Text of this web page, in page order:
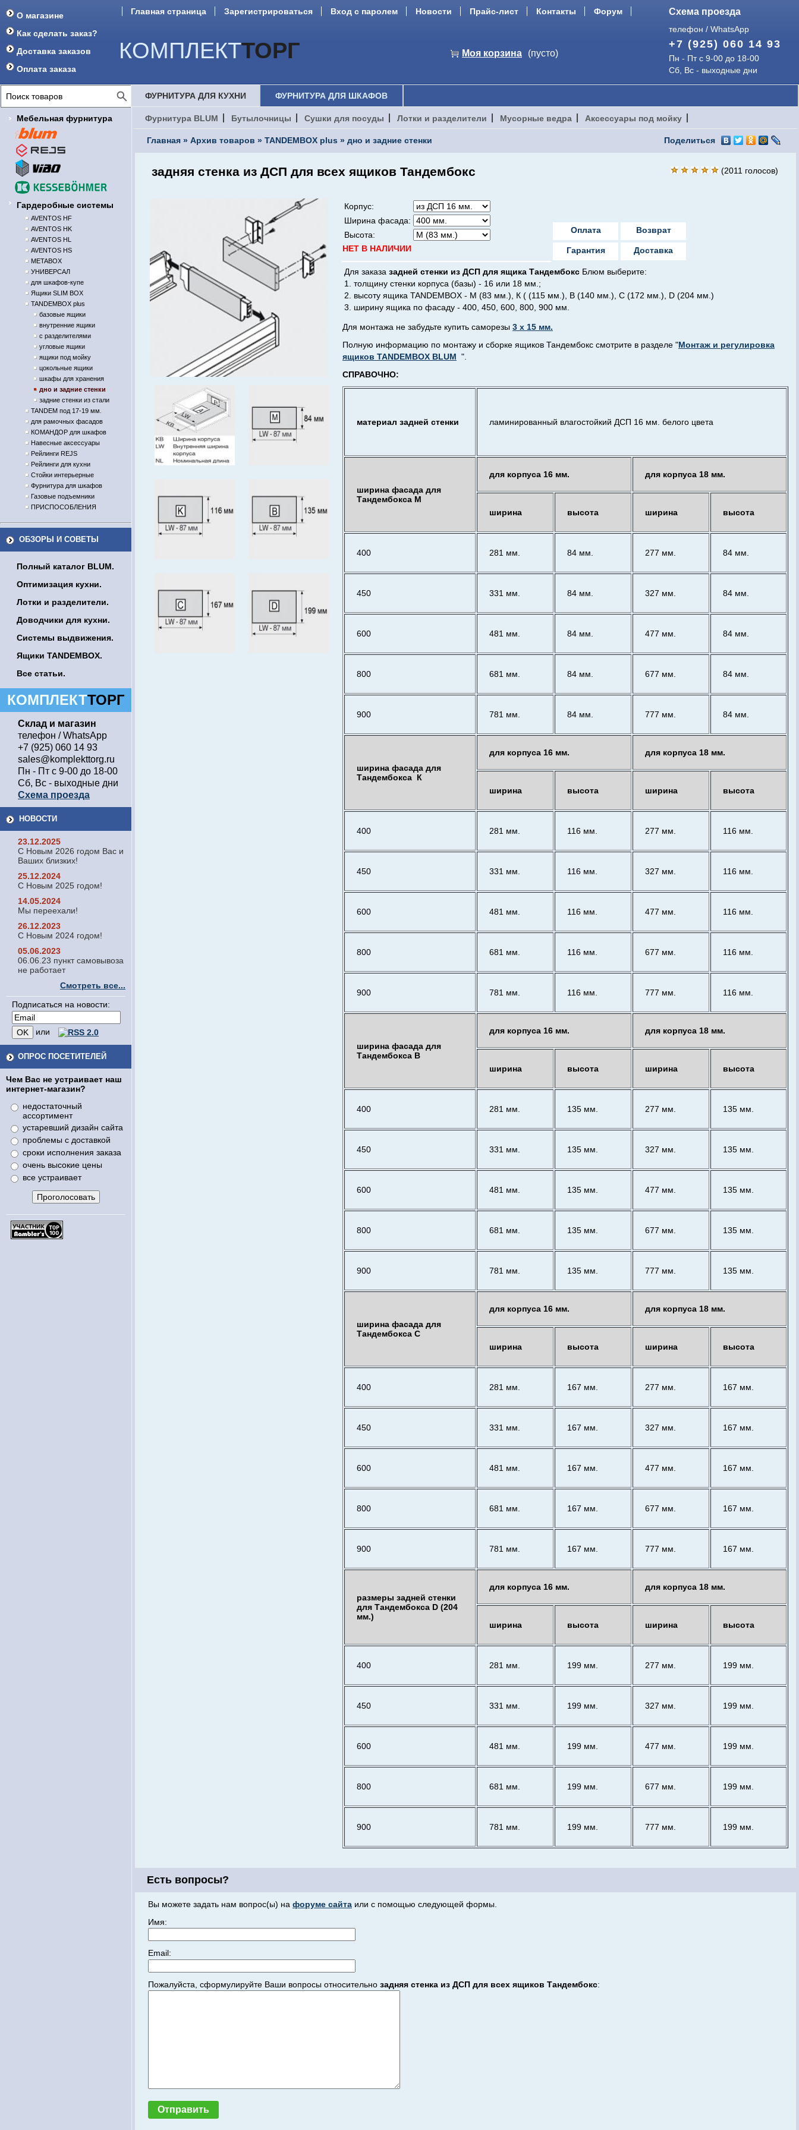
О магазине
Как сделать заказ?
Доставка заказов
Оплата заказа
Главная страница Зарегистрироваться Вход с паролем Новости Прайс-лист Контакты Форум Схема проезда
КОМПЛЕКТТОРГ Моя корзина (пусто)
телефон / WhatsApp
+7 (925) 060 14 93
Пн - Пт с 9-00 до 18-00
Сб, Вс - выходные дни
Мебельная фурнитура
Гардеробные системы
AVENTOS HF
AVENTOS HK
AVENTOS HL
AVENTOS HS
METABOX
УНИВЕРСАЛ
для шкафов-купе
Ящики SLIM BOX
TANDEMBOX plus
базовые ящики
внутренние ящики
с разделителями
угловые ящики
ящики под мойку
цокольные ящики
шкафы для хранения
дно и задние стенки
задние стенки из стали
TANDEM под 17-19 мм.
для рамочных фасадов
КОМАНДОР для шкафов
Навесные аксессуары
Рейлинги REJS
Рейлинги для кухни
Стойки интерьерные
Фурнитура для шкафов
Газовые подъемники
ПРИСПОСОБЛЕНИЯ
ОБЗОРЫ И СОВЕТЫ
Полный каталог BLUM.
Оптимизация кухни.
Лотки и разделители.
Доводчики для кухни.
Системы выдвижения.
Ящики TANDEMBOX.
Все статьи.
КОМПЛЕКТТОРГ
Склад и магазин
телефон / WhatsApp
+7 (925) 060 14 93
sales@komplekttorg.ru
Пн - Пт с 9-00 до 18-00
Сб, Вс - выходные дни
Схема проезда
НОВОСТИ
23.12.2025
С Новым 2026 годом Вас и
Ваших близких!
25.12.2024
С Новым 2025 годом!
14.05.2024
Мы переехали!
26.12.2023
С Новым 2024 годом!
05.06.2023
06.06.23 пункт самовывоза
не работает
Смотреть все...
Подписаться на новости:
или
ОПРОС ПОСЕТИТЕЛЕЙ
Чем Вас не устраивает наш
интернет-магазин?
недостаточный
ассортимент
устаревший дизайн сайта
проблемы с доставкой
сроки исполнения заказа
очень высокие цены
все устраивает
ФУРНИТУРА ДЛЯ КУХНИ ФУРНИТУРА ДЛЯ ШКАФОВ
Фурнитура BLUM Бутылочницы Сушки для посуды Лотки и разделители Мусорные ведра Аксессуары под мойку
Главная » Архив товаров » TANDEMBOX plus » дно и задние стенки Поделиться
задняя стенка из ДСП для всех ящиков Тандембокс (2011 голосов)
Корпус:
Ширина фасада:
Высота:
НЕТ В НАЛИЧИИ
Оплата Возврат
Гарантия Доставка
Для заказа задней стенки из ДСП для ящика Тандембокс Блюм выберите:
1. толщину стенки корпуса (базы) - 16 или 18 мм.;
2. высоту ящика TANDEMBOX - М (83 мм.), К ( (115 мм.), В (140 мм.), С (172 мм.), D (204 мм.)
3. ширину ящика по фасаду - 400, 450, 600, 800, 900 мм.
Для монтажа не забудьте купить саморезы 3 х 15 мм.
Полную информацию по монтажу и сборке ящиков Тандембокс смотрите в разделе "Монтаж и регулировка
ящиков TANDEMBOX BLUM ".
СПРАВОЧНО:
материал задней стенки ламинированный влагостойкий ДСП 16 мм. белого цвета
ширина фасада для
Тандембокса М
для корпуса 16 мм. для корпуса 18 мм.
ширина высота ширина высота
400 281 мм. 84 мм. 277 мм. 84 мм.
450 331 мм. 84 мм. 327 мм. 84 мм.
600 481 мм. 84 мм. 477 мм. 84 мм.
800 681 мм. 84 мм. 677 мм. 84 мм.
900 781 мм. 84 мм. 777 мм. 84 мм.
ширина фасада для
Тандембокса К
для корпуса 16 мм. для корпуса 18 мм.
ширина высота ширина высота
400 281 мм. 116 мм. 277 мм. 116 мм.
450 331 мм. 116 мм. 327 мм. 116 мм.
600 481 мм. 116 мм. 477 мм. 116 мм.
800 681 мм. 116 мм. 677 мм. 116 мм.
900 781 мм. 116 мм. 777 мм. 116 мм.
ширина фасада для
Тандембокса В
для корпуса 16 мм. для корпуса 18 мм.
ширина высота ширина высота
400 281 мм. 135 мм. 277 мм. 135 мм.
450 331 мм. 135 мм. 327 мм. 135 мм.
600 481 мм. 135 мм. 477 мм. 135 мм.
800 681 мм. 135 мм. 677 мм. 135 мм.
900 781 мм. 135 мм. 777 мм. 135 мм.
ширина фасада для
Тандембокса С
для корпуса 16 мм. для корпуса 18 мм.
ширина высота ширина высота
400 281 мм. 167 мм. 277 мм. 167 мм.
450 331 мм. 167 мм. 327 мм. 167 мм.
600 481 мм. 167 мм. 477 мм. 167 мм.
800 681 мм. 167 мм. 677 мм. 167 мм.
900 781 мм. 167 мм. 777 мм. 167 мм.
размеры задней стенки
для Тандембокса D (204
мм.)
для корпуса 16 мм. для корпуса 18 мм.
ширина высота ширина высота
400 281 мм. 199 мм. 277 мм. 199 мм.
450 331 мм. 199 мм. 327 мм. 199 мм.
600 481 мм. 199 мм. 477 мм. 199 мм.
800 681 мм. 199 мм. 677 мм. 199 мм.
900 781 мм. 199 мм. 777 мм. 199 мм.
Есть вопросы?
Вы можете задать нам вопрос(ы) на форуме сайта или с помощью следующей формы.
Имя:
Email:
Пожалуйста, сформулируйте Ваши вопросы относительно задняя стенка из ДСП для всех ящиков Тандембокс: